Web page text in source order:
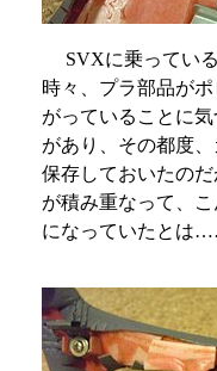
SVXに乗っている
時々、プラ部品が
がっていることに気
があり、その都度
保存しておいたの
が積み重なって、
になっていたとは